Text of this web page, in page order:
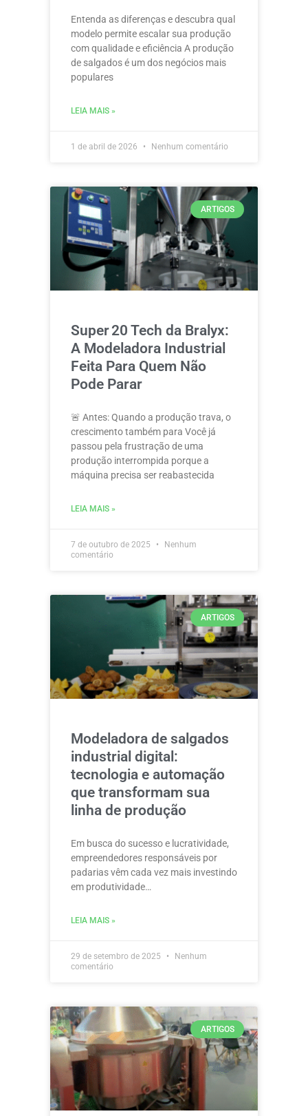
Entenda as diferenças e descubra qual
modelo permite escalar sua produção
com qualidade e eficiência A produção
de salgados é um dos negócios mais
populares
LEIA MAIS »
1 de abril de 2026 Nenhum comentário
ARTIGOS
Super 20 Tech da Bralyx:
A Modeladora Industrial
Feita Para Quem Não
Pode Parar
🚨 Antes: Quando a produção trava, o
crescimento também para Você já
passou pela frustração de uma
produção interrompida porque a
máquina precisa ser reabastecida
LEIA MAIS »
7 de outubro de 2025
Nenhum
comentário
ARTIGOS
Modeladora de salgados
industrial digital:
tecnologia e automação
que transformam sua
linha de produção
Em busca do sucesso e lucratividade,
empreendedores responsáveis por
padarias vêm cada vez mais investindo
em produtividade…
LEIA MAIS »
29 de setembro de 2025
Nenhum
comentário
ARTIGOS